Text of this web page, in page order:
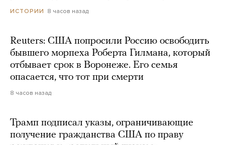
ИСТОРИИ 8 часов назад
Reuters: США попросили Россию освободить
бывшего морпеха Роберта Гилмана, который
отбывает срок в Воронеже. Его семья
опасается, что тот при смерти
8 часов назад
Трамп подписал указы, ограничивающие
получение гражданства США по праву